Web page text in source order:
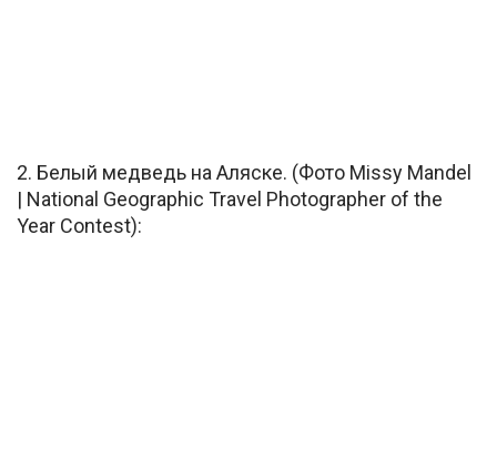
2. Белый медведь на Аляске. (Фото Missy Mandel
| National Geographic Travel Photographer of the
Year Contest):